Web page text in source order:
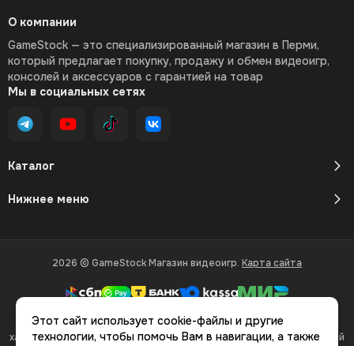
Каталог
Нижнее меню
О компании
GameStock — это специализированный магазин в Перми,
который предлагает покупку, продажу и обмен видеоигр,
консолей и аксессуаров с гарантией на товар
Мы в социальных сетях
2026 © GameStock Магазин видеоигр. Карта сайта
Вся представленная на сайте информация, касающаяся
характеристик, стоимости товаров и услуг, носит информационный
Этот сайт использует cookie-файлы и другие
технологии, чтобы помочь Вам в навигации, а также